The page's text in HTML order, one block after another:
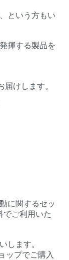
という方もい
揮する製品を
けします。
に関するセッ
でご利用いた
します。
ップでご購入